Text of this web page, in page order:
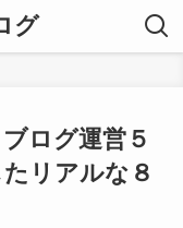
グ
ログ運営５
リアルな８